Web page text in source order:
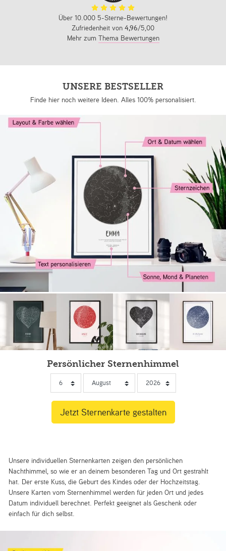
Über 10.000 5-Sterne-Bewertungen!
Zufriedenheit von 4,96/5,00
Mehr zum Thema Bewertungen
UNSERE BESTSELLER
Finde hier noch weitere Ideen. Alles 100% personalisiert.
Persönlicher Sternenhimmel
Unsere individuellen Sternenkarten zeigen den persönlichen
Nachthimmel, so wie er an deinem besonderen Tag und Ort gestrahlt
hat. Der erste Kuss, die Geburt des Kindes oder der Hochzeitstag.
Unsere Karten vom Sternenhimmel werden für jeden Ort und jedes
Datum individuell berechnet. Perfekt geeignet als Geschenk oder
einfach für dich selbst.